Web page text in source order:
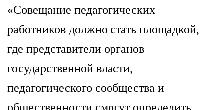
«Совещание педагогических
работников должно стать площадкой,
где представители органов
государственной власти,
педагогического сообщества и
общественности смогут определить